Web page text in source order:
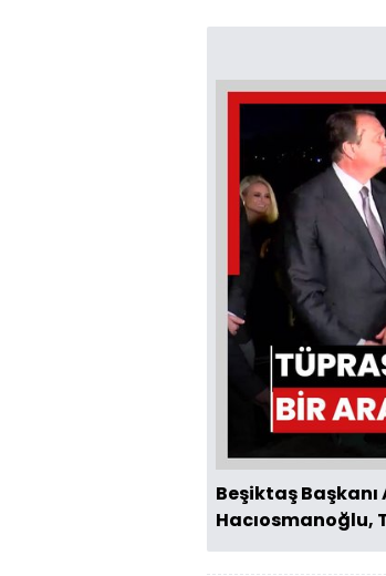
Beşiktaş Başkanı
Hacıosmanoğlu,